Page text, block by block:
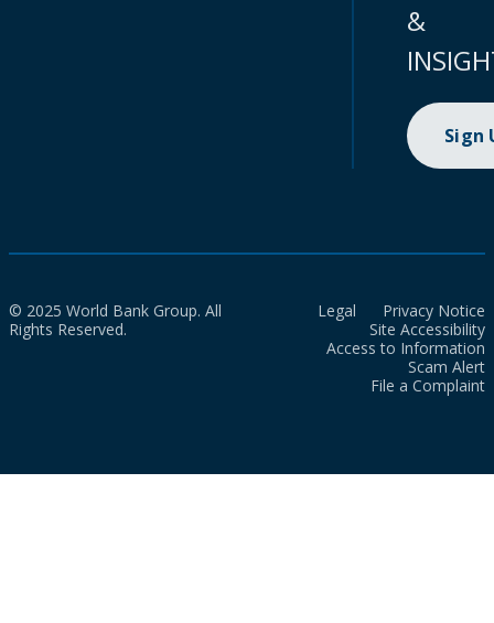
&
Sign
© 2025 World Bank Group. All
Rights Reserved.
Legal
Privacy Notice
Site Accessibility
Access to Information
Scam Alert
File a Complaint